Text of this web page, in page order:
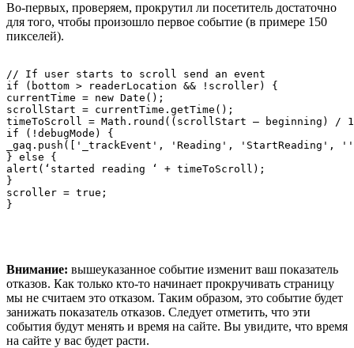
Во-первых, проверяем, прокрутил ли посетитель достаточно
для того, чтобы произошло первое событие (в примере 150
пикселей).
// If user starts to scroll send an event
if (bottom > readerLocation && !scroller) {
currentTime = new Date();
scrollStart = currentTime.getTime();
timeToScroll = Math.round((scrollStart – beginning) /
if (!debugMode) {
_gaq.push(['_trackEvent', 'Reading', 'StartReading',
} else {
alert(‘started reading ‘ + timeToScroll);
}
scroller = true;
Внимание: вышеуказанное событие изменит ваш показатель
отказов. Как только кто-то начинает прокручивать страницу
мы не считаем это отказом. Таким образом, это событие будет
занижать показатель отказов. Следует отметить, что эти
события будут менять и время на сайте. Вы увидите, что время
на сайте у вас будет расти.